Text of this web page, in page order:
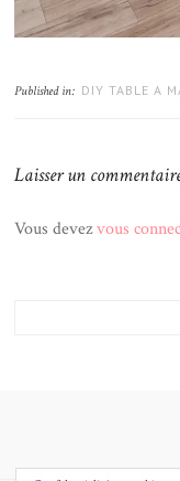
Published in: DIY TABLE A
Laisser un
Vous devezvous